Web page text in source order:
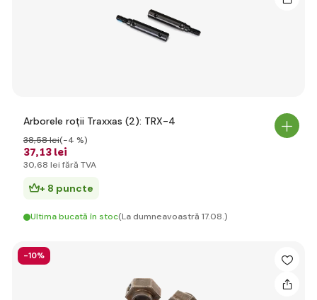
Arborele roții Traxxas (2): TRX-4
37,13 lei
38,58 lei(-4 %)
30,68 lei fără TVA
+ 8 puncte
Ultima bucată în stoc(La dumneavoastră 17.08.)
-10%